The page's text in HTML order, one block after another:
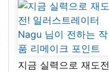
지금 실력으로 재도